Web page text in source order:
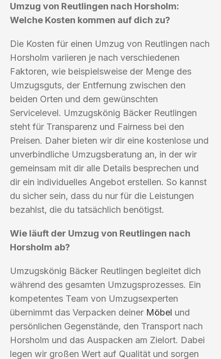
Umzug von Reutlingen nach Horsholm:
Welche Kosten kommen auf dich zu?
Die Kosten für einen Umzug von Reutlingen nach
Horsholm variieren je nach verschiedenen
Faktoren, wie beispielsweise der Menge des
Umzugsguts, der Entfernung zwischen den
beiden Orten und dem gewünschten
Servicelevel. Umzugskönig Bäcker Reutlingen
steht für Transparenz und Fairness bei den
Preisen. Daher bieten wir dir eine kostenlose und
unverbindliche Umzugsberatung an, in der wir
gemeinsam mit dir alle Details besprechen und
dir ein individuelles Angebot erstellen. So kannst
du sicher sein, dass du nur für die Leistungen
bezahlst, die du tatsächlich benötigst.
Wie läuft der Umzug von Reutlingen nach
Horsholm ab?
Umzugskönig Bäcker Reutlingen begleitet dich
während des gesamten Umzugsprozesses. Ein
kompetentes Team von Umzugsexperten
übernimmt das Verpacken deiner Möbel und
persönlichen Gegenstände, den Transport nach
Horsholm und das Auspacken am Zielort. Dabei
legen wir großen Wert auf Qualität und sorgen